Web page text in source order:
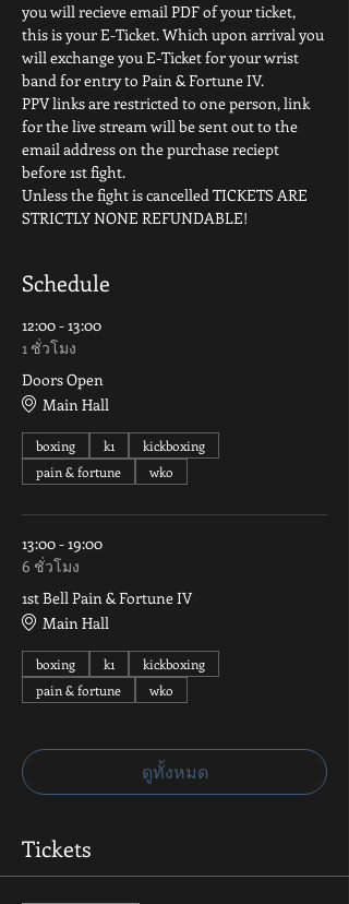
you will recieve email PDF of your ticket,
this is your E-Ticket. Which upon arrival you
will exchange you E-Ticket for your wrist
band for entry to Pain & Fortune IV.
PPV links are restricted to one person, link
for the live stream will be sent out to the
email address on the purchase reciept
before 1st fight.
Unless the fight is cancelled TICKETS ARE
STRICTLY NONE REFUNDABLE!
Schedule
12:00 - 13:00
1 ชั่วโมง
Doors Open
Main Hall
boxing k1
kickboxing
pain & fortune
wko
13:00 - 19:00
6 ชั่วโมง
1st Bell Pain & Fortune IV
Main Hall
boxing k1
kickboxing
pain & fortune
wko
ดูทั้งหมด
Tickets